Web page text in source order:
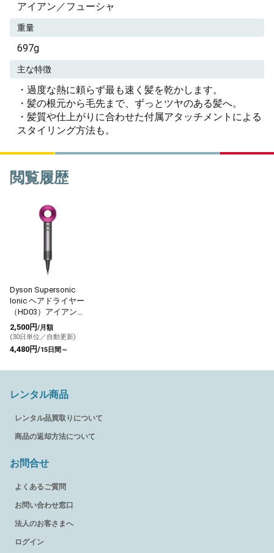
アイアン／フューシャ
重量
697g
主な特徴
・過度な熱に頼らず最も速く髪を乾かします。
・髪の根元から毛先まで、ずっとツヤのある髪へ。
・髪質や仕上がりに合わせた付属アタッチメントによる
スタイリング方法も。
閲覧履歴
Dyson Supersonic
Ionic ヘアドライヤー
（HD03）アイアン／
フューシャ
2,500円/月額
(30日単位／自動更新)
4,480円/15日間～
レンタル商品
レンタル品買取りについて
商品の返却方法について
お問合せ
よくあるご質問
お問い合わせ窓口
法人のお客さまへ
ログイン